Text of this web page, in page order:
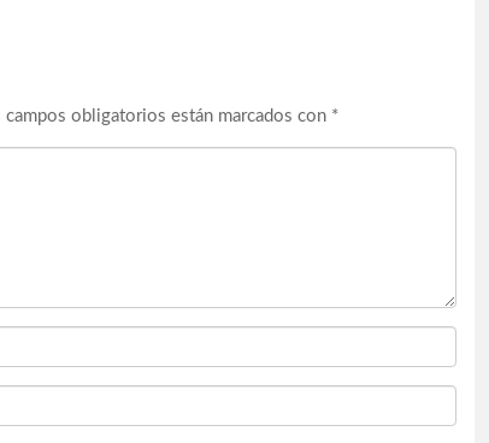
campos obligatorios están marcados con *